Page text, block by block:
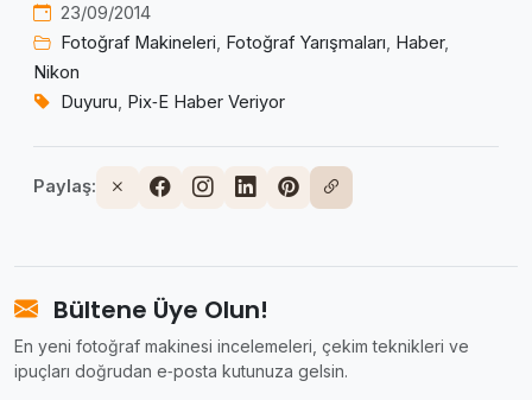
23/09/2014
Fotoğraf Makineleri, Fotoğraf Yarışmaları, Haber,
Nikon
Duyuru, Pix‑E Haber Veriyor
Paylaş:
Bültene Üye Olun!
En yeni fotoğraf makinesi incelemeleri, çekim teknikleri ve
ipuçları doğrudan e‑posta kutunuza gelsin.